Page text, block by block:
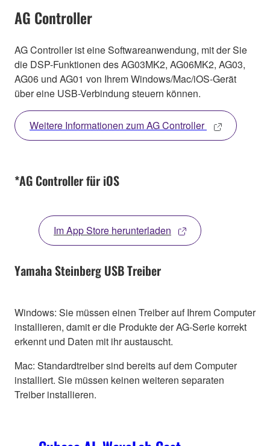
AG Controller
AG Controller ist eine Softwareanwendung, mit der Sie
die DSP-Funktionen des AG03MK2, AG06MK2, AG03,
AG06 und AG01 von Ihrem Windows/Mac/iOS-Gerät
über eine USB-Verbindung steuern können.
Weitere Informationen zum AG Controller
*AG Controller für iOS
Im App Store herunterladen
Yamaha Steinberg USB Treiber
Windows: Sie müssen einen Treiber auf Ihrem Computer
installieren, damit er die Produkte der AG-Serie korrekt
erkennt und Daten mit ihr austauscht.
Mac: Standardtreiber sind bereits auf dem Computer
installiert. Sie müssen keinen weiteren separaten
Treiber installieren.